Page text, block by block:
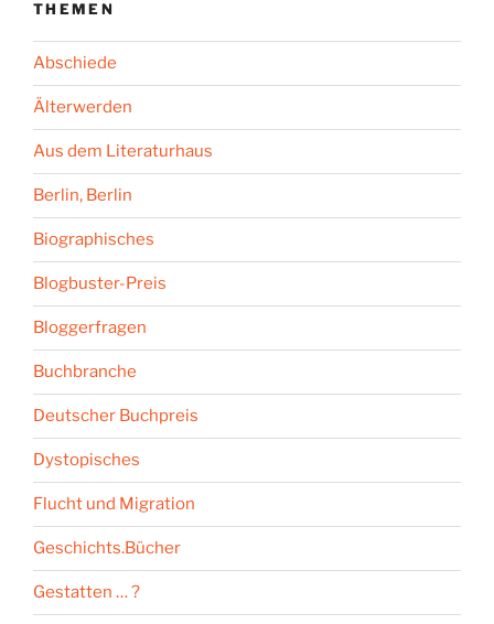
THEMEN
Abschiede
Älterwerden
Aus dem Literaturhaus
Berlin, Berlin
Biographisches
Blogbuster-Preis
Bloggerfragen
Buchbranche
Deutscher Buchpreis
Dystopisches
Flucht und Migration
Geschichts.Bücher
Gestatten … ?